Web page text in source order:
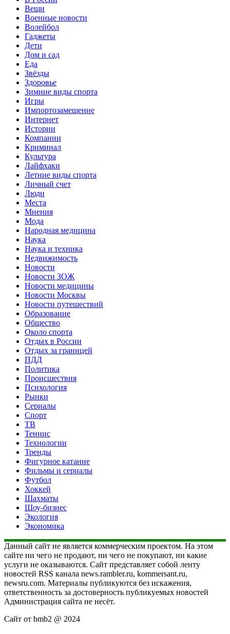
Вещи
Военные новости
Волейбол
Гаджеты
Дети
Дом и сад
Еда
Звёзды
Здоровье
Зимние виды спорта
Игры
Импортозамещение
Интернет
Истории
Компании
Криминал
Культура
Лайфхаки
Летние виды спорта
Личный счет
Люди
Места
Мнения
Мода
Народная медицина
Наука
Наука и техника
Недвижимость
Новости
Новости ЗОЖ
Новости медицины
Новости Москвы
Новости путешествий
Образование
Общество
Около спорта
Отдых в России
Отдых за границей
ПДД
Политика
Происшествия
Психология
Рынки
Сериалы
Спорт
ТВ
Теннис
Технологии
Тренды
Фигурное катание
Фильмы и сериалы
Футбол
Хоккей
Шахматы
Шоу-бизнес
Экология
Экономика
Данный сайт не является коммерческим проектом. На этом
сайте ни чего не продают, ни чего не покупают, ни какие
услуги не оказываются. Сайт представляет собой ленту
новостей RSS канала news.rambler.ru, kommersant.ru,
newsru.com. Материалы публикуются без искажения,
ответственность за достоверность публикуемых новостей
Администрация сайта не несёт.
Сайт от bmb2 @ 2024